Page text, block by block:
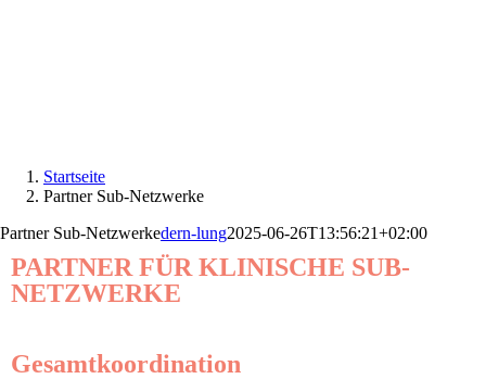
Startseite
Partner Sub-Netzwerke
Partner Sub-Netzwerkedern-lung2025-06-26T13:56:21+02:00
PARTNER FÜR KLINISCHE SUB-
NETZWERKE
Gesamtkoordination